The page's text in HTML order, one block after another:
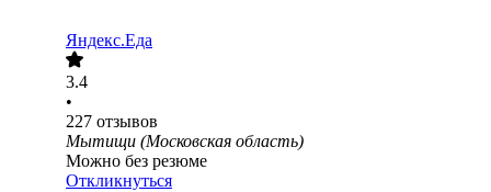
Яндекс.Еда
3.4
•
227 отзывов
Мытищи (Московская область)
Можно без резюме
Откликнуться